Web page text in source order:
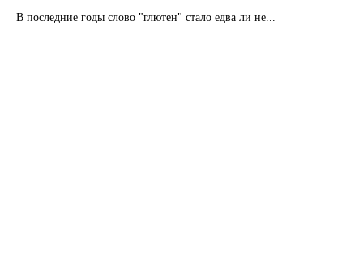
В последние годы слово "глютен" стало едва ли не...